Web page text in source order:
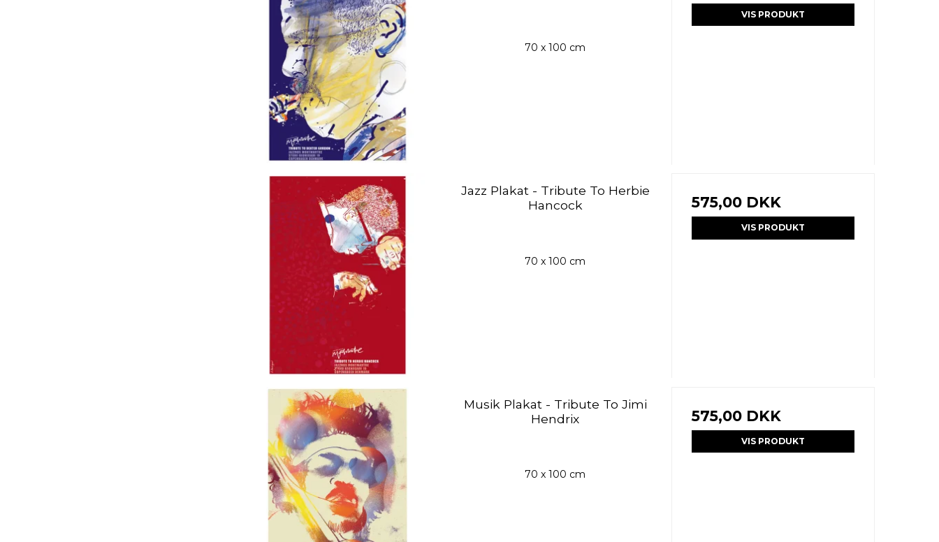
70 x 100 cm
VIS PRODUKT
Jazz Plakat - Tribute To Herbie
Hancock
70 x 100 cm
575,00 DKK
VIS PRODUKT
Musik Plakat - Tribute To Jimi
Hendrix
70 x 100 cm
575,00 DKK
VIS PRODUKT